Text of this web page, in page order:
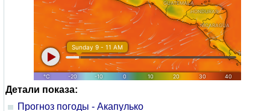
Детали показа:
Прогноз погоды - Акапулько